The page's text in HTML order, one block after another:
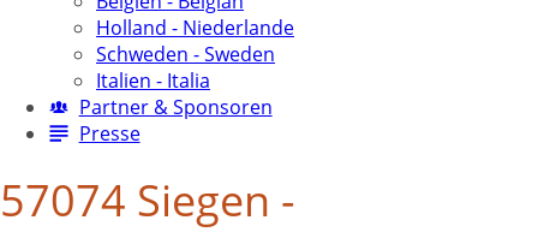
Holland - Niederlande
Schweden - Sweden
Italien - Italia
Partner & Sponsoren
Presse
57074 Siegen -